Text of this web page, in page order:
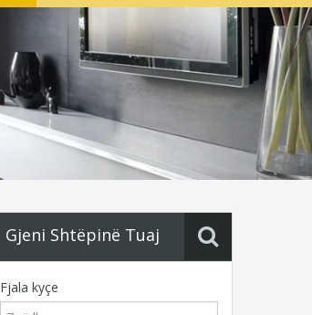
Gjeni Shtëpinë Tuaj
Fjala kyçe